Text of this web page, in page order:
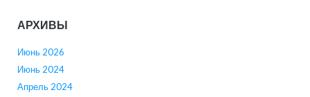
АРХИВЫ
Июнь 2026
Июнь 2024
Апрель 2024